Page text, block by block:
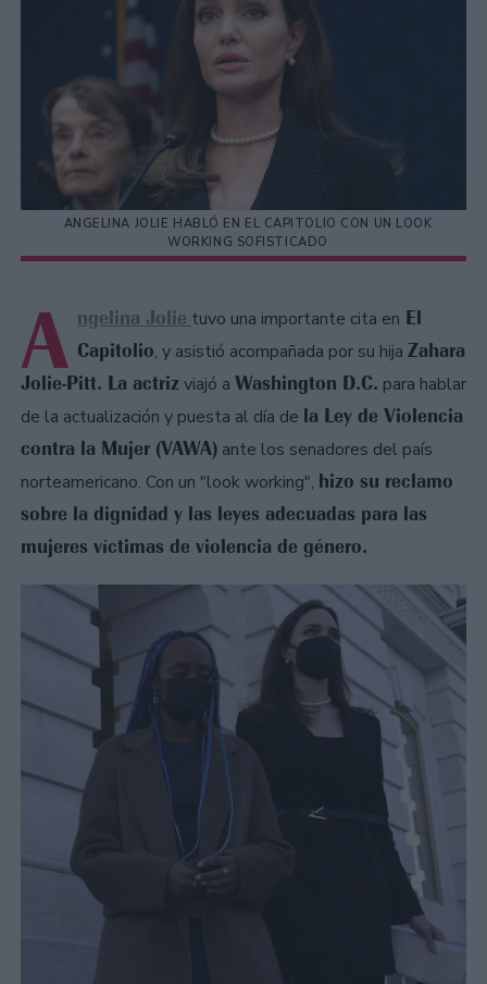
ANGELINA JOLIE HABLÓ EN EL CAPITOLIO CON UN LOOK
WORKING SOFISTICADO
A ngelina Jolie tuvo una importante cita en El
Capitolio, y asistió acompañada por su hija Zahara
Jolie-Pitt. La actrizviajó a Washington D.C. para hablar
de la actualización y puesta al día de la Ley de Violencia
contra la Mujer (VAWA) ante los senadores del país
norteamericano. Con un "look working", hizo su reclamo
sobre la dignidad y las leyes adecuadas para las
mujeres víctimas de violencia de género.